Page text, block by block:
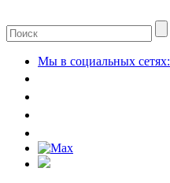
Мы в социальных сетях: